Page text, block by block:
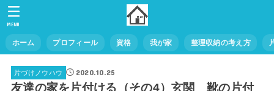
ホーム プロフィール 資格 我が家 整理収納の考え方
MENU
片づけノウハウ 2020.10.25
友達の家を片付ける（その4）玄関 靴の片付